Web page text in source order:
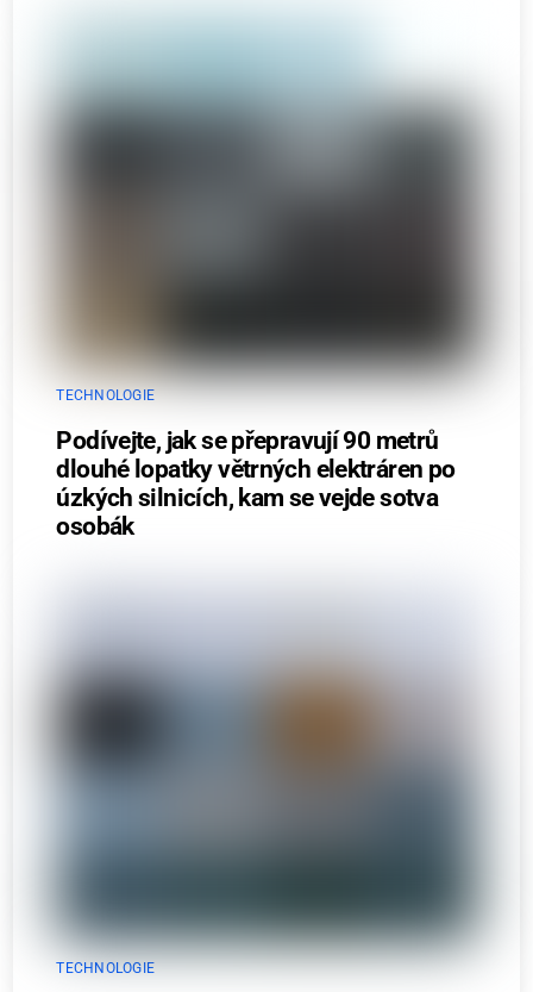
TECHNOLOGIE
Podívejte, jak se přepravují 90 metrů
dlouhé lopatky větrných elektráren po
úzkých silnicích, kam se vejde sotva
osobák
TECHNOLOGIE